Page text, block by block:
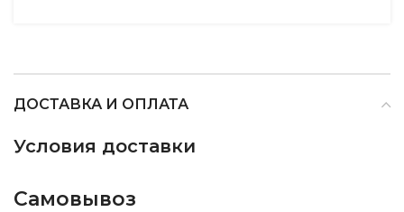
ДОСТАВКА И ОПЛАТА
Условия доставки
Самовывоз